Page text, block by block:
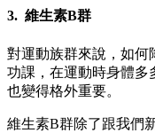
3. 維生素B群
對運動族群來說，如何
功課，在運動時身體多
也變得格外重要。
維生素B群除了跟我們